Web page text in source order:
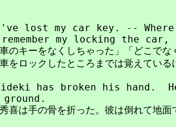
lost my car key. --
my locking the car,
をなくしちゃった」「どこでな
クしたところまでは覚えている
has broken his hand.
の骨を折った。彼は倒れて地面で